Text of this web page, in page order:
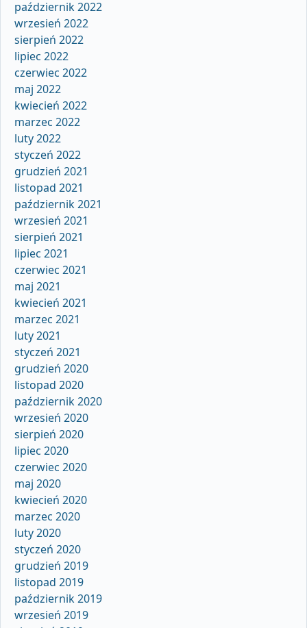
październik 2022
wrzesień 2022
sierpień 2022
lipiec 2022
czerwiec 2022
maj 2022
kwiecień 2022
marzec 2022
luty 2022
styczeń 2022
grudzień 2021
listopad 2021
październik 2021
wrzesień 2021
sierpień 2021
lipiec 2021
czerwiec 2021
maj 2021
kwiecień 2021
marzec 2021
luty 2021
styczeń 2021
grudzień 2020
listopad 2020
październik 2020
wrzesień 2020
sierpień 2020
lipiec 2020
czerwiec 2020
maj 2020
kwiecień 2020
marzec 2020
luty 2020
styczeń 2020
grudzień 2019
listopad 2019
październik 2019
wrzesień 2019